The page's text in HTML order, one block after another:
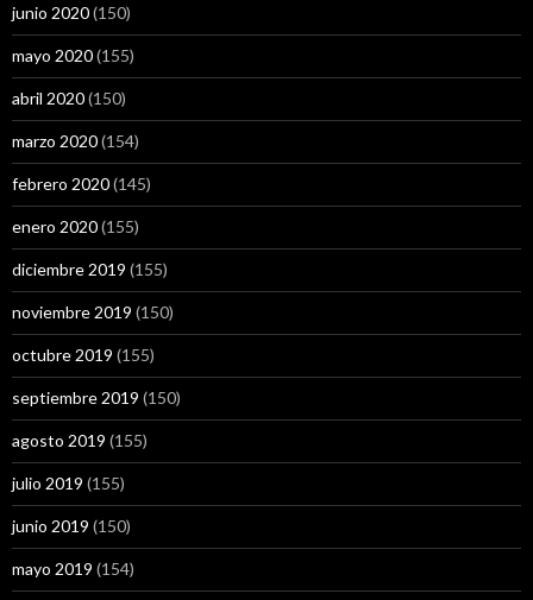
junio 2020(150)
mayo 2020(155)
abril 2020(150)
marzo 2020(154)
febrero 2020(145)
enero 2020(155)
diciembre 2019 (155)
noviembre 2019 (150)
octubre 2019 (155)
septiembre 2019 (150)
agosto 2019 (155)
julio 2019 (155)
junio 2019 (150)
mayo 2019 (154)